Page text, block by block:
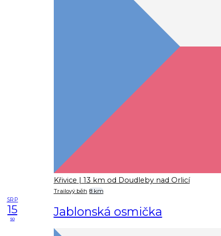
Křivice | 13 km od Doudleby nad Orlicí
Trailový běh 8 km
SRP
15
so Jablonská osmička